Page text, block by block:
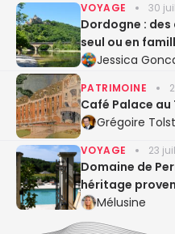
VOYAGE 30
Dordogne :
seul ou en
Jessica
PATRIMOINE
Café Palace au
Grégoire
VOYAGE 23
Domaine de
héritage
gastronomique
Mélusine